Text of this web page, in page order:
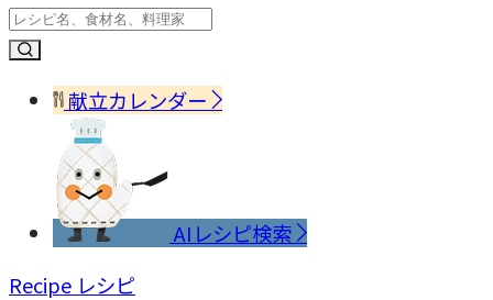
献立カレンダー
AIレシピ検索
Recipe レシピ